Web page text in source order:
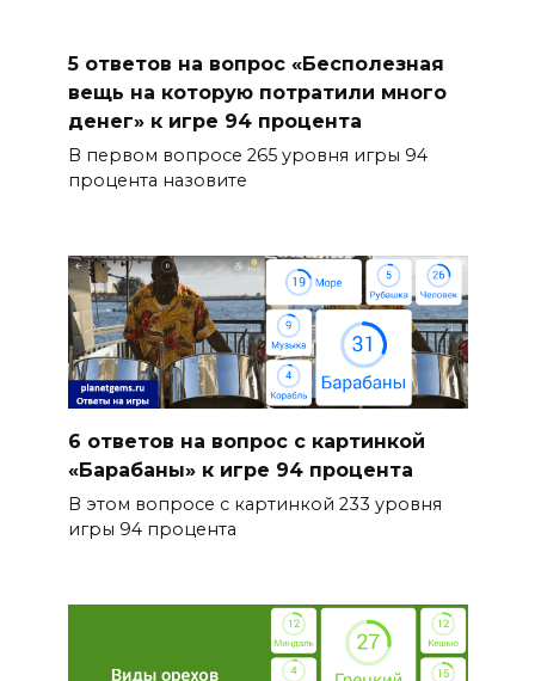
5 ответов на вопрос «Бесполезная
вещь на которую потратили много
денег» к игре 94 процента
В первом вопросе 265 уровня игры 94
процента назовите
6 ответов на вопрос с картинкой
«Барабаны» к игре 94 процента
В этом вопросе с картинкой 233 уровня
игры 94 процента